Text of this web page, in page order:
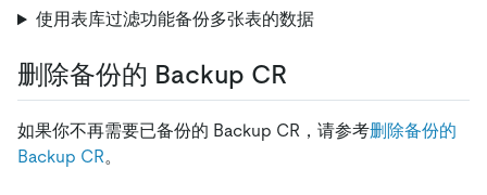
使用表库过滤功能备份多张表的数据
删除备份的 Backup CR
如果你不再需要已备份的 Backup CR，请参考删除备份的
Backup CR。